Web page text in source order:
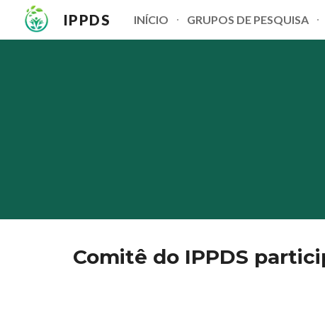
IPPDS INÍCIO GRUPOS DE PESQUISA
Comitê do IPPDS